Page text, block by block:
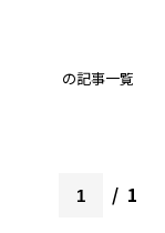
の記事一覧
1